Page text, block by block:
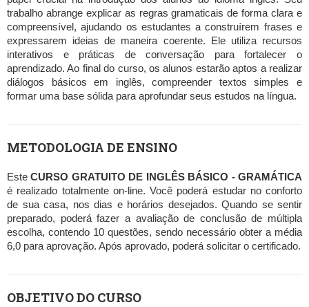
trabalho abrange explicar as regras gramaticais de forma clara e
compreensível, ajudando os estudantes a construírem frases e
expressarem ideias de maneira coerente. Ele utiliza recursos
interativos e práticas de conversação para fortalecer o
aprendizado. Ao final do curso, os alunos estarão aptos a realizar
diálogos básicos em inglês, compreender textos simples e
formar uma base sólida para aprofundar seus estudos na língua.
METODOLOGIA DE ENSINO
EsteCURSO GRATUITO DE INGLÊS BÁSICO - GRAMÁTICA
é realizado totalmente on-line. Você poderá estudar no conforto
de sua casa, nos dias e horários desejados. Quando se sentir
preparado, poderá fazer a avaliação de conclusão de múltipla
escolha, contendo 10 questões, sendo necessário obter a média
6,0 para aprovação. Após aprovado, poderá solicitar o certificado.
OBJETIVO DO CURSO